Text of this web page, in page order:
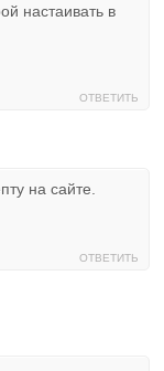
настаивать в
ОТВЕТИТЬ
на сайте.
ОТВЕТИТЬ